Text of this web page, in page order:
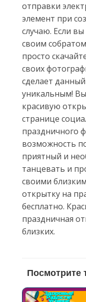
отправки
элемент при
случаю. Если
своим
просто
своих
сделает
уникальным!
красивую
странице
праздничного
возможность
приятный и
танцевать и
своими
открытку на
бесплатно.
праздничная
близких.
Посмотрите